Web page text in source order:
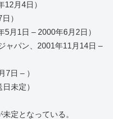
月4日）
）
月1日 – 2000年6月2日）
ャパン、2001年11月14日 –
7日 – ）
未定）
定となっている。